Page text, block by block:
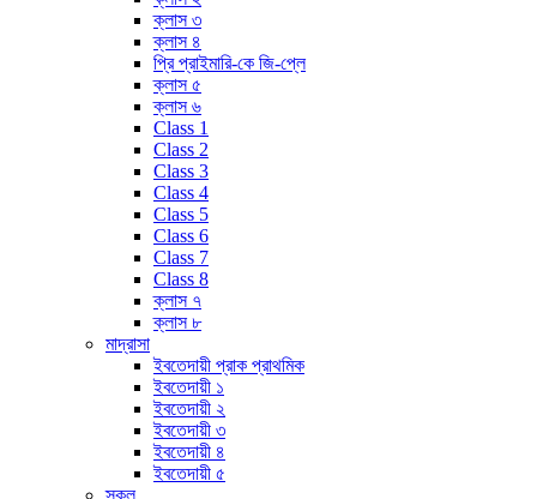
ক্লাস ৩
ক্লাস ৪
প্রি প্রাইমারি-কে জি-প্লে
ক্লাস ৫
ক্লাস ৬
Class 1
Class 2
Class 3
Class 4
Class 5
Class 6
Class 7
Class 8
ক্লাস ৭
ক্লাস ৮
মাদ্রাসা
ইবতেদায়ী প্রাক প্রাথমিক
ইবতেদায়ী ১
ইবতেদায়ী ২
ইবতেদায়ী ৩
ইবতেদায়ী ৪
ইবতেদায়ী ৫
স্কুল